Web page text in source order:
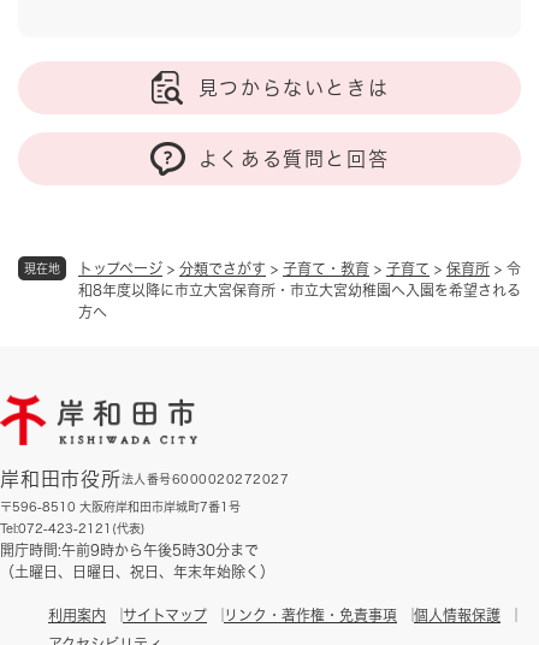
現在地 トップページ > 分類でさがす > 子育て・教育 > 子育て > 保育所 > 令
和8年度以降に市立大宮保育所・市立大宮幼稚園へ入園を希望される
方へ
見つからないときは
よくある質問と回答
岸和田市役所法人番号6000020272027
〒596-8510 大阪府岸和田市岸城町7番1号
Tel:072-423-2121(代表)
開庁時間:午前9時から午後5時30分まで
（土曜日、日曜日、祝日、年末年始除く）
利用案内 サイトマップ リンク・著作権・免責事項
個人情報保護